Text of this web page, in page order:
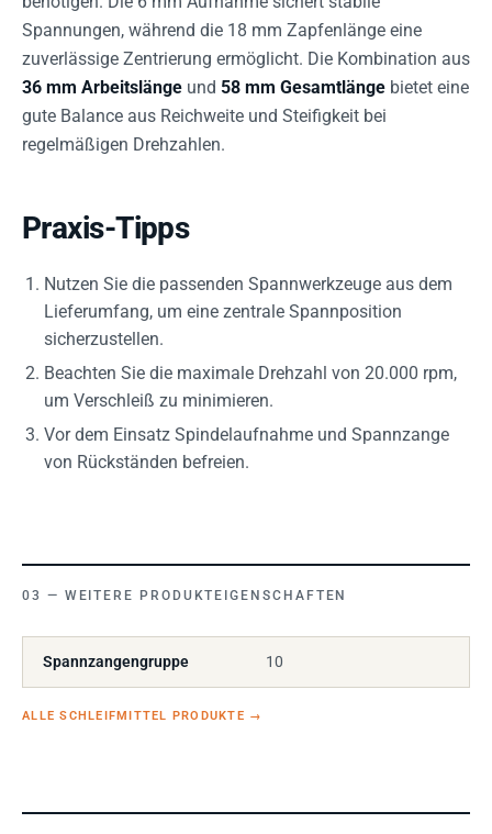
Spannungen, während die 18 mm Zapfenlänge eine
zuverlässige Zentrierung ermöglicht. Die Kombination aus
36 mm Arbeitslänge und 58 mm Gesamtlänge bietet eine
gute Balance aus Reichweite und Steifigkeit bei
regelmäßigen Drehzahlen.
Praxis-Tipps
Nutzen Sie die passenden Spannwerkzeuge aus dem
Lieferumfang, um eine zentrale Spannposition
sicherzustellen.
Beachten Sie die maximale Drehzahl von 20.000 rpm,
um Verschleiß zu minimieren.
Vor dem Einsatz Spindelaufnahme und Spannzange
von Rückständen befreien.
WEITERE PRODUKTEIGENSCHAFTEN
Spannzangengruppe 10
ALLE SCHLEIFMITTEL PRODUKTE →